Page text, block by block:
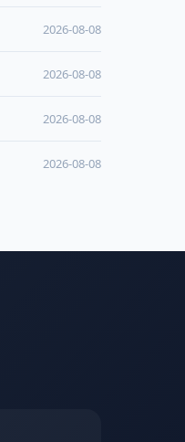
2026-08-08
2026-08-08
2026-08-08
2026-08-08